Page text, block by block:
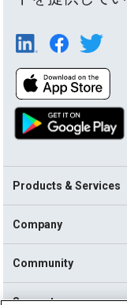
Products & Services
Company
Community
Support